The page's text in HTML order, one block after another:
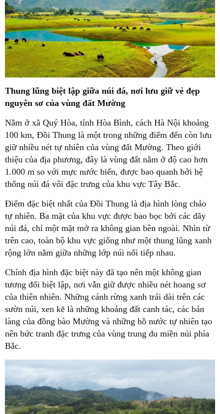
Thung lũng biệt lập giữa núi đá, nơi lưu giữ vẻ đẹp
nguyên sơ của vùng đất Mường
Nằm ở xã Quý Hòa, tỉnh Hòa Bình, cách Hà Nội khoảng
100 km, Đồi Thung là một trong những điểm đến còn lưu
giữ nhiều nét tự nhiên của vùng đất Mường. Theo giới
thiệu của địa phương, đây là vùng đất nằm ở độ cao hơn
1.000 m so với mực nước biển, được bao quanh bởi hệ
thống núi đá vôi đặc trưng của khu vực Tây Bắc.
Điểm đặc biệt nhất của Đồi Thung là địa hình lòng chảo
tự nhiên. Ba mặt của khu vực được bao bọc bởi các dãy
núi đá, chỉ một mặt mở ra không gian bên ngoài. Nhìn từ
trên cao, toàn bộ khu vực giống như một thung lũng xanh
rộng lớn nằm giữa những lớp núi nối tiếp nhau.
Chính địa hình đặc biệt này đã tạo nên một không gian
tương đối biệt lập, nơi vẫn giữ được nhiều nét hoang sơ
của thiên nhiên. Những cánh rừng xanh trải dài trên các
sườn núi, xen kẽ là những khoảng đất canh tác, các bản
làng của đồng bào Mường và những hồ nước tự nhiên tạo
nên bức tranh đặc trưng của vùng trung du miền núi phía
Bắc.